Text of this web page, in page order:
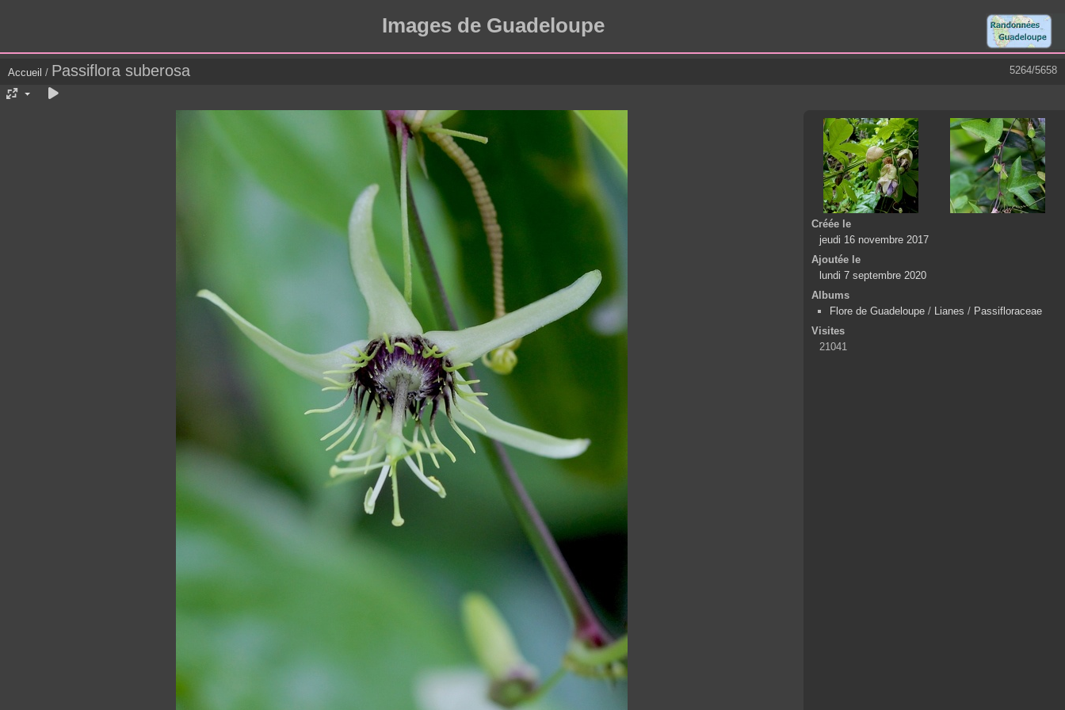
Images de Guadeloupe
5264/5658
Accueil / Passiflora suberosa
Créée le
jeudi 16 novembre 2017
Ajoutée le
lundi 7 septembre 2020
Albums
Flore de Guadeloupe / Lianes / Passifloraceae
Visites
21041